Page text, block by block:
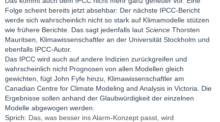
Folge scheint bereits jetzt absehbar: Der nächste IPCC-Bericht
werde sich wahrscheinlich nicht so stark auf Klimamodelle stützen
wie frühere Berichte. Das sagt jedenfalls laut Science Thorsten
Mauritsen, Klimawissenschaftler an der Universität Stockholm und
ebenfalls IPCC-Autor.
Das IPCC wird auch auf andere Indizien zurückgreifen und
wahrscheinlich nicht Prognosen von allen Modellen gleich
gewichten, fügt John Fyfe hinzu, Klimawissenschaftler am
Canadian Centre for Climate Modeling and Analysis in Victoria. Die
Ergebnisse sollen anhand der Glaubwürdigkeit der einzelnen
Modelle abgewogen werden.
Sprich: Das, was besser ins Alarm-Konzept passt, wird